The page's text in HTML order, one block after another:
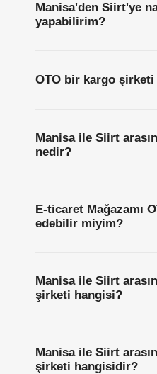
Manisa'den Siirt'ye
yapabilirim?
OTO bir kargo
Manisa ile Siirt
nedir?
E-ticaret Mağazamı
edebilir miyim?
Manisa ile Siirt
şirketi hangisi?
Manisa ile Siirt
şirketi hangisidir?